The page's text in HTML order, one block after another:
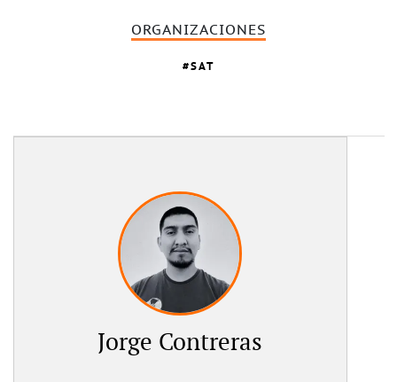
ORGANIZACIONES
SAT
Jorge Contreras